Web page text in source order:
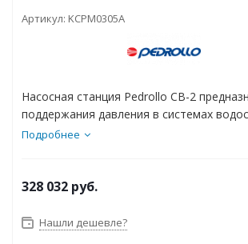
Артикул: KCPM0305A
Насосная станция Pedrollo CB-2
поддержания давления в системах
Подробнее
328 032 руб.
Нашли дешевле?